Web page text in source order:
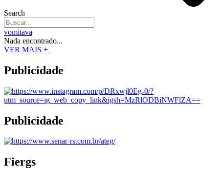
Search
vomitava
Nada encontrado...
VER MAIS +
Publicidade
Publicidade
Fiergs